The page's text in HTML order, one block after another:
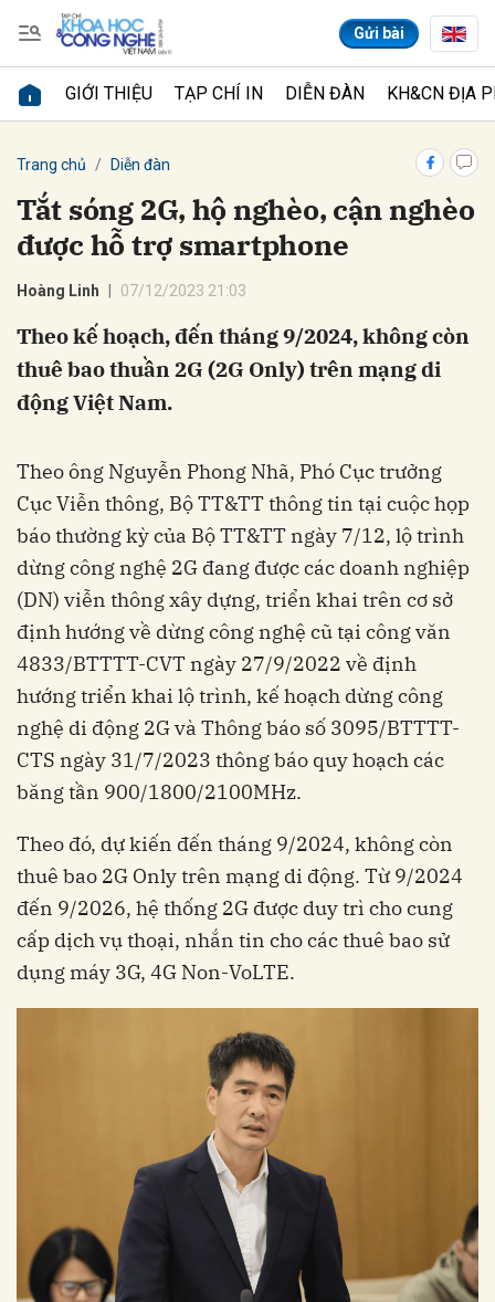
Gửi bài
GIỚI THIỆU TẠP CHÍ IN DIỄN ĐÀN KH&CN ĐỊA
Trang chủ Diễn đàn
Tắt sóng 2G, hộ nghèo, cận nghèo
được hỗ trợ smartphone
Hoàng Linh 07/12/2023 21:03
Theo kế hoạch, đến tháng 9/2024, không còn
thuê bao thuần 2G (2G Only) trên mạng di
động Việt Nam.
Theo ông Nguyễn Phong Nhã, Phó Cục trưởng
Cục Viễn thông, Bộ TT&TT thông tin tại cuộc họp
báo thường kỳ của Bộ TT&TT ngày 7/12, lộ trình
dừng công nghệ 2G đang được các doanh nghiệp
(DN) viễn thông xây dựng, triển khai trên cơ sở
định hướng về dừng công nghệ cũ tại công văn
4833/BTTTT-CVT ngày 27/9/2022 về định
hướng triển khai lộ trình, kế hoạch dừng công
nghệ di động 2G và Thông báo số 3095/BTTTT-
CTS ngày 31/7/2023 thông báo quy hoạch các
băng tần 900/1800/2100MHz.
Theo đó, dự kiến đến tháng 9/2024, không còn
thuê bao 2G Only trên mạng di động. Từ 9/2024
đến 9/2026, hệ thống 2G được duy trì cho cung
cấp dịch vụ thoại, nhắn tin cho các thuê bao sử
dụng máy 3G, 4G Non-VoLTE.
Gửi bình luận
Hủy Gửi